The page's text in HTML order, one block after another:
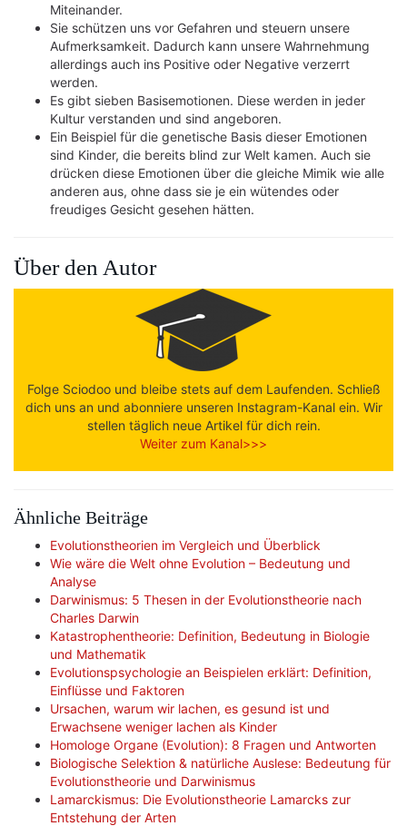
Miteinander.
Sie schützen uns vor Gefahren und steuern unsere
Aufmerksamkeit. Dadurch kann unsere Wahrnehmung
allerdings auch ins Positive oder Negative verzerrt
werden.
Es gibt sieben Basisemotionen. Diese werden in jeder
Kultur verstanden und sind angeboren.
Ein Beispiel für die genetische Basis dieser Emotionen
sind Kinder, die bereits blind zur Welt kamen. Auch sie
drücken diese Emotionen über die gleiche Mimik wie alle
anderen aus, ohne dass sie je ein wütendes oder
freudiges Gesicht gesehen hätten.
Über den Autor
Folge Sciodoo und bleibe stets auf dem Laufenden. Schließ
dich uns an und abonniere unseren Instagram-Kanal ein. Wir
stellen täglich neue Artikel für dich rein.
Weiter zum Kanal>>>
Ähnliche Beiträge
Evolutionstheorien im Vergleich und Überblick
Wie wäre die Welt ohne Evolution – Bedeutung und
Analyse
Darwinismus: 5 Thesen in der Evolutionstheorie nach
Charles Darwin
Katastrophentheorie: Definition, Bedeutung in Biologie
und Mathematik
Evolutionspsychologie an Beispielen erklärt: Definition,
Einflüsse und Faktoren
Ursachen, warum wir lachen, es gesund ist und
Erwachsene weniger lachen als Kinder
Homologe Organe (Evolution): 8 Fragen und Antworten
Biologische Selektion & natürliche Auslese: Bedeutung für
Evolutionstheorie und Darwinismus
Lamarckismus: Die Evolutionstheorie Lamarcks zur
Entstehung der Arten